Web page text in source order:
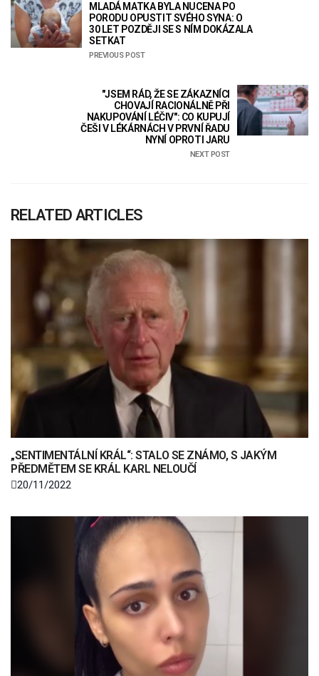
MLADÁ MATKA BYLA NUCENA PO
PORODU OPUSTIT SVÉHO SYNA: O
30 LET POZDĚJI SE S NÍM DOKÁZALA
SETKAT
PREVIOUS POST
"JSEM RÁD, ŽE SE ZÁKAZNÍCI
CHOVAJÍ RACIONÁLNĚ PŘI
NAKUPOVÁNÍ LÉČIV": CO KUPUJÍ
ČEŠI V LÉKÁRNÁCH V PRVNÍ ŘADU
NYNÍ OPROTI JARU
NEXT POST
RELATED ARTICLES
„SENTIMENTÁLNÍ KRÁL“: STALO SE ZNÁMO, S JAKÝM
PŘEDMĚTEM SE KRÁL KARL NELOUČÍ
20/11/2022